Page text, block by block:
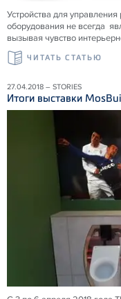
Устройства для
оборудования не всегда
вызывая чувство
ЧИТАТЬ СТАТЬЮ
27.04.2018 – STORIES
Итоги выставки